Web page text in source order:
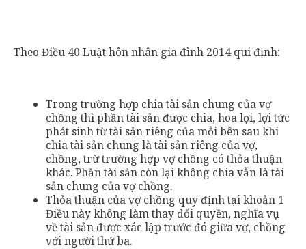
Theo Điều 40 Luật hôn nhân gia đình 2014 qui định:
Trong trường hợp chia tài sản chung của vợ
chồng thì phần tài sản được chia, hoa lợi, lợi tức
phát sinh từ tài sản riêng của mỗi bên sau khi
chia tài sản chung là tài sản riêng của vợ,
chồng, trừ trường hợp vợ chồng có thỏa thuận
khác. Phần tài sản còn lại không chia vẫn là tài
sản chung của vợ chồng.
Thỏa thuận của vợ chồng quy định tại khoản 1
Điều này không làm thay đổi quyền, nghĩa vụ
về tài sản được xác lập trước đó giữa vợ, chồng
với người thứ ba.